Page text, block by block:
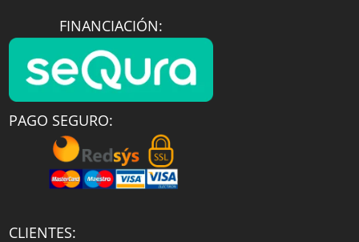
FINANCIACIÓN:
PAGO SEGURO:
CLIENTES: